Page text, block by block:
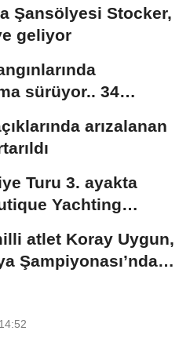
Şansölyesi Stocker,
geliyor
sürüyor.. 34
arızalanan
Turu 3. ayakta
Yachting
atlet Koray Uygun,
Şampiyonası’nda